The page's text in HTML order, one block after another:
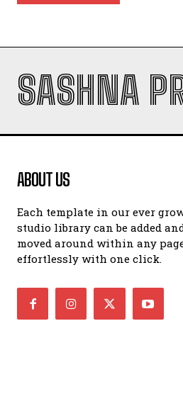
SASHNA
ABOUT US
Each template in our ever
studio library can be added
moved around within any
effortlessly with one click.